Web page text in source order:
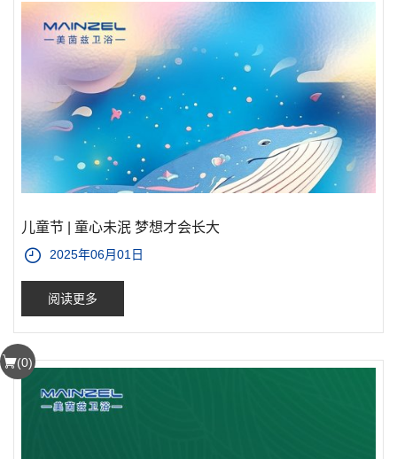
儿童节 | 童心未泯 梦想才会长大
2025年06月01日
阅读更多
(0)